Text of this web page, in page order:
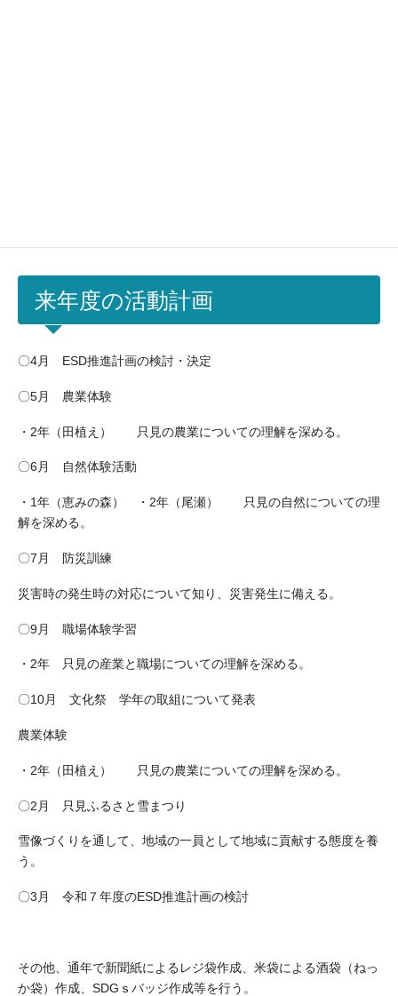
来年度の活動計画
〇4月 ESD推進計画の検討・決定
〇5月 農業体験
・2年（田植え） 只見の農業についての理解を深める。
〇6月 自然体験活動
・1年（恵みの森） ・2年（尾瀬） 只見の自然についての理
解を深める。
〇7月 防災訓練
災害時の発生時の対応について知り、災害発生に備える。
〇9月 職場体験学習
・2年 只見の産業と職場についての理解を深める。
〇10月 文化祭 学年の取組について発表
農業体験
・2年（田植え） 只見の農業についての理解を深める。
〇2月 只見ふるさと雪まつり
雪像づくりを通して、地域の一員として地域に貢献する態度を養
う。
〇3月 令和７年度のESD推進計画の検討
その他、通年で新聞紙によるレジ袋作成、米袋による酒袋（ねっ
か袋）作成、SDGｓバッジ作成等を行う。